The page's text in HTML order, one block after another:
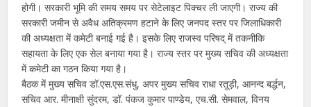
होगी। सरकारी भूमि की समय समय पर सेटेलाइट पिक्चर ली जाएगी। राज्य की
सरकारी जमीन से अवैध अतिक्रमण हटाने के लिए जनपद स्तर पर जिलाधिकारी
की अध्यक्षता में कमेटी बनाई गई है। इसके लिए राजस्व परिषद् में तकनीकि
सहायता के लिए एक सेल बनाया गया है। राज्य स्तर पर मुख्य सचिव की अध्यक्षता
में कमेटी का गठन किया गया है।
बैठक में मुख्य सचिव डॉ.एस.एस.संधु, अपर मुख्य सचिव राधा रतूड़ी, आनन्द बर्द्धन,
सचिव आर. मीनाक्षी सुंदरम, डॉ. पंकज कुमार पाण्डेय, एच.सी. सेमवाल, विनय